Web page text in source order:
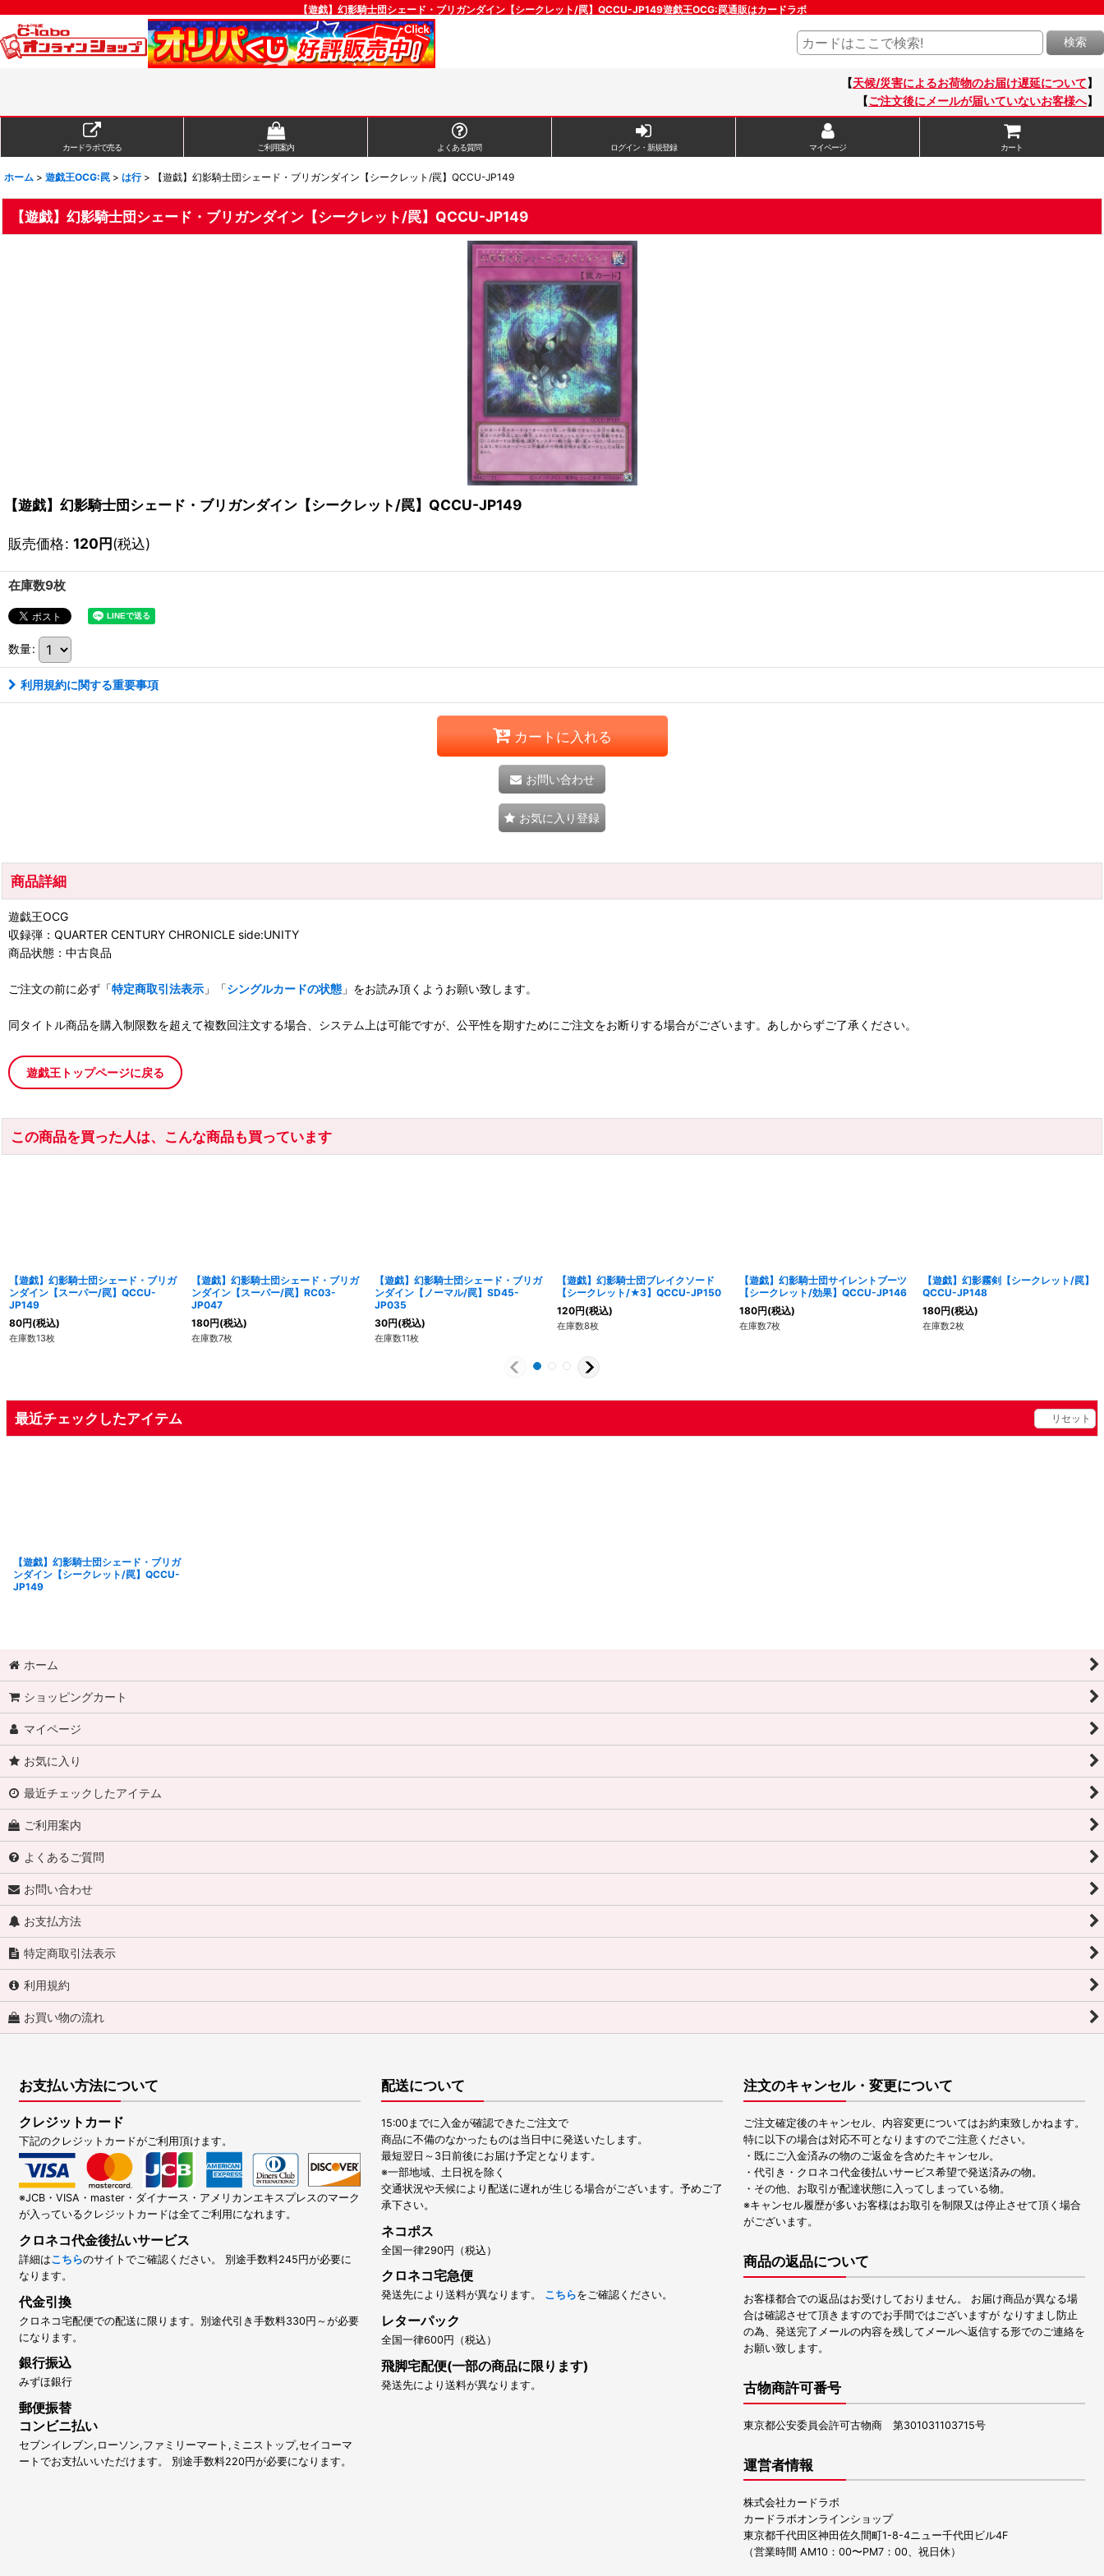
【遊戯】幻影騎士団シェード・ブリガンダイン【シークレット/罠】QCCU-JP149遊戯王OCG:罠通販はカードラボ
検索
【天候/災害によるお荷物のお届け遅延について】
【ご注文後にメールが届いていないお客様へ】
カードラボで売る ご利用案内 よくある質問 ログイン・新規登録 マイページ カート
ホーム > 遊戯王OCG:罠 > は行 > 【遊戯】幻影騎士団シェード・ブリガンダイン【シークレット/罠】QCCU-JP149
【遊戯】幻影騎士団シェード・ブリガンダイン【シークレット/罠】QCCU-JP149
【遊戯】幻影騎士団シェード・ブリガンダイン【シークレット/罠】QCCU-JP149
販売価格: 120円(税込)
在庫数9枚
数量:
利用規約に関する重要事項
カートに入れる
お問い合わせ
お気に入り登録
商品詳細
遊戯王OCG
収録弾：QUARTER CENTURY CHRONICLE side:UNITY
商品状態：中古良品
ご注文の前に必ず「特定商取引法表示 」「シングルカードの状態 」をお読み頂くようお願い致します。
同タイトル商品を購入制限数を超えて複数回注文する場合、システム上は可能ですが、公平性を期すためにご注文をお断りする場合がございます。あしからずご了承ください。
遊戯王トップページに戻る
この商品を買った人は、こんな商品も買っています
【遊戯】幻影騎士団シェード・ブリガ
ンダイン【スーパー/罠】QCCU-
JP149
80円(税込)
在庫数13枚
【遊戯】幻影騎士団シェード・ブリガ
ンダイン【スーパー/罠】RC03-
JP047
180円(税込)
在庫数7枚
【遊戯】幻影騎士団シェード・ブリガ
ンダイン【ノーマル/罠】SD45-
JP035
30円(税込)
在庫数11枚
【遊戯】幻影騎士団ブレイクソード
【シークレット/★3】QCCU-JP150
120円(税込)
在庫数8枚
【遊戯】幻影騎士団サイレントブーツ
【シークレット/効果】QCCU-JP146
180円(税込)
在庫数7枚
【遊戯】幻影霧剣【シークレット/罠】
QCCU-JP148
180円(税込)
在庫数2枚
最近チェックしたアイテム リセット
【遊戯】幻影騎士団シェード・ブリガ
ンダイン【シークレット/罠】QCCU-
JP149
ホーム
ショッピングカート
マイページ
お気に入り
最近チェックしたアイテム
ご利用案内
よくあるご質問
お問い合わせ
お支払方法
特定商取引法表示
利用規約
お買い物の流れ
お支払い方法について
クレジットカード
下記のクレジットカードがご利用頂けます。
※JCB・VISA・master・ダイナース・アメリカンエキスプレスのマーク
が入っているクレジットカードは全てご利用になれます。
クロネコ代金後払いサービス
詳細はこちらのサイトでご確認ください。 別途手数料245円が必要に
なります。
代金引換
クロネコ宅配便での配送に限ります。別途代引き手数料330円～が必要
になります。
銀行振込
みずほ銀行
郵便振替
コンビニ払い
セブンイレブン,ローソン,ファミリーマート,ミニストップ,セイコーマ
ートでお支払いいただけます。 別途手数料220円が必要になります。
配送について
15:00までに入金が確認できたご注文で
商品に不備のなかったものは当日中に発送いたします。
最短翌日～3日前後にお届け予定となります。
※一部地域、土日祝を除く
交通状況や天候により配送に遅れが生じる場合がございます。予めご了
承下さい。
ネコポス
全国一律290円（税込）
クロネコ宅急便
発送先により送料が異なります。 こちらをご確認ください。
レターパック
全国一律600円（税込）
飛脚宅配便(一部の商品に限ります)
発送先により送料が異なります。
注文のキャンセル・変更について
ご注文確定後のキャンセル、内容変更についてはお約束致しかねます。
特に以下の場合は対応不可となりますのでご注意ください。
・既にご入金済みの物のご返金を含めたキャンセル。
・代引き・クロネコ代金後払いサービス希望で発送済みの物。
・その他、お取引が配達状態に入ってしまっている物。
※キャンセル履歴が多いお客様はお取引を制限又は停止させて頂く場合
がございます。
商品の返品について
お客様都合での返品はお受けしておりません。 お届け商品が異なる場
合は確認させて頂きますのでお手間ではございますが なりすまし防止
の為、発送完了メールの内容を残してメールへ返信する形でのご連絡を
お願い致します。
古物商許可番号
東京都公安委員会許可古物商 第301031103715号
運営者情報
株式会社カードラボ
カードラボオンラインショップ
東京都千代田区神田佐久間町1-8-4ニュー千代田ビル4F
（営業時間 AM10：00〜PM7：00、祝日休）